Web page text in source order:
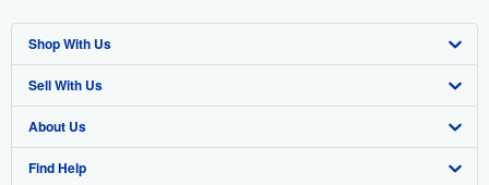
Shop With Us
Advanced Search
Browse Collections
My Account
Sell With Us
Start Selling
Join Our Affiliate Program
About Us
About AbeBooks
Find Help